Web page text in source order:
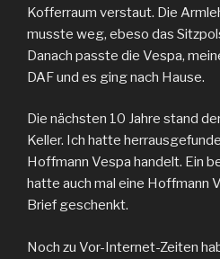
Kofferraum verstaut. Die
musste weg, ebeso das
Danach passte die Vespa,
DAF und es ging nach Hause.
Die nächsten 10 Jahre stand
Keller. Ich hatte
Hoffmann Vespa handelt. Ein
hatte auch mal eine Hoffmann
Brief geschenkt.
Noch zu Vor-Internet-Zeiten